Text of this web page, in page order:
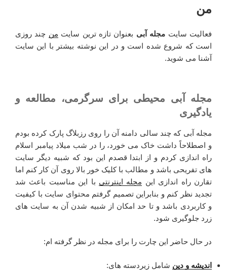
من
فعالیت سایت مجله آبی بعنوان تازه ترین سایت من چند روزی
است که شروع شده است و در این نوشته بیشتر با این سایت
آشنا می شوید.
مجله آبی محیطی برای سرگرمی، مطالعه و
یادگیری
مجله آبی که چند سالی دامنه آن را روی رزبلاگ پارک کرده بودم
و اصطلاحاً داشت خاک می خورد، را در شب میلاد پیامبر اسلام
راه اندازی کردم و از ابتدا قصدم این بود که شبیه دیگر سایت
های تفریحی باشد و مطالب با کلیک خور بالا روی آن کار کنم اما
تقارن راه اندازی این مجله اینترنتی با این مناسبت باعث شد
تجدید نظر کنم و بنابراین تصمیم گرفتم محتوای سایت با کیفیت
و کاربردی باشد و تا حد امکان از شبیه شدن آن به سایت های
زرد جلوگیری شود.
در حال حاضر این چارت را برای مجله در نظر گرفته ام:
اندیشه و دین شامل زیردسته های: